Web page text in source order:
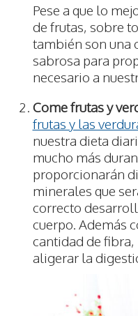
Pese a que lo
de frutas, sobre
también son una
sabrosa para
necesario a
Come frutas y
frutas y las
nuestra dieta
mucho más
proporcionarán
minerales que
correcto
cuerpo. Además
cantidad de fibra,
aligerar la